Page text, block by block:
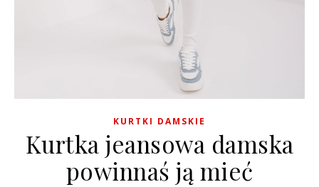
KURTKI DAMSKIE
Kurtka jeansowa damska
powinnaś ją mieć